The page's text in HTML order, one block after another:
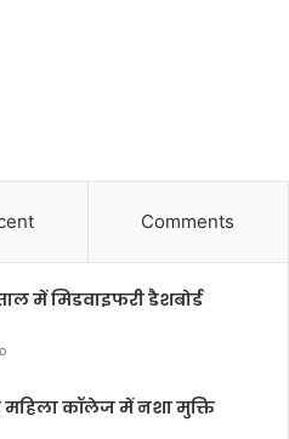
Comments
में मिडवाइफरी डैशबोर्ड
कॉलेज में नशा मुक्ति